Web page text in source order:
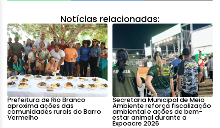
Notícias relacionadas:
Prefeitura de Rio Branco
aproxima ações das
comunidades rurais do Barro
Vermelho
Secretaria Municipal de Meio
Ambiente reforça fiscalização
ambiental e ações de bem-
estar animal durante a
Expoacre 2026